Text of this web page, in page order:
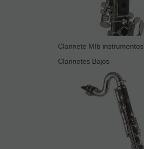
Clarinete MIb instrumentos
Clarinetes Bajos